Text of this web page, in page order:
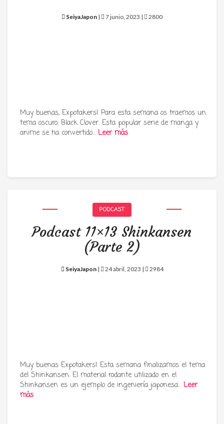
SeiyaJapon | 7 junio, 2023 | 2800
Muy buenas, Expotakers! Para esta semana os traemos un
tema oscuro: Black Clover. Esta popular serie de manga y
anime se ha convertido… Leer más
PODCAST
Podcast 11×13 Shinkansen
(Parte 2)
SeiyaJapon| 24 abril, 2023 | 2984
Muy buenas Expotakers! Esta semana finalizamos el tema
del Shinkansen. El material rodante utilizado en el
Shinkansen es un ejemplo de ingeniería japonesa… Leer
más